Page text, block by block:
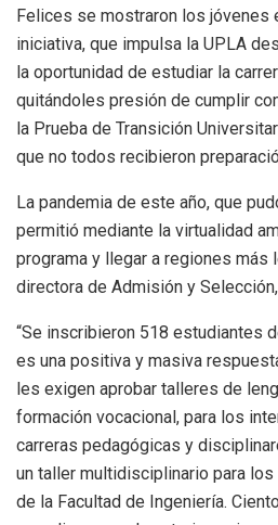
Felices se mostraron los jóvenes
iniciativa, que impulsa la UPLA
la oportunidad de estudiar la
quitándoles presión de cumplir
la Prueba de Transición
que no todos recibieron
La pandemia de este año, que
permitió mediante la virtualidad
programa y llegar a regiones más
directora de Admisión y
“Se inscribieron 518 estudiantes
es una positiva y masiva
les exigen aprobar talleres de
formación vocacional, para los
carreras pedagógicas y
un taller multidisciplinario para
de la Facultad de Ingeniería.